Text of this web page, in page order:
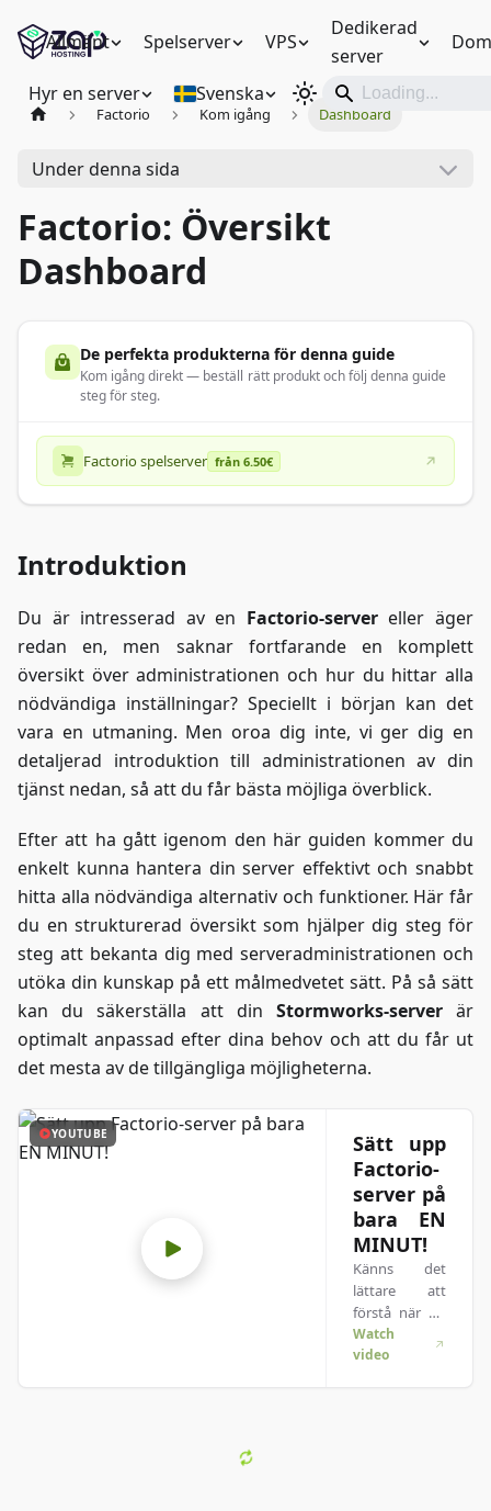
Allmänt Spelserver VPS
Dedikerad
server
Hyr en server Svenska
Factorio Kom igång Dashboard
Under denna sida
Factorio: Översikt
Dashboard
De perfekta produkterna för denna guide
Kom igång direkt — beställ rätt produkt och följ denna guide
steg för steg.
Factorio spelserver från 6.50€
Introduktion
Du är intresserad av en Factorio-servereller äger
redan en, men saknar fortfarande en komplett
översikt över administrationen och hur du hittar alla
nödvändiga inställningar? Speciellt i början kan det
vara en utmaning. Men oroa dig inte, vi ger dig en
detaljerad introduktion till administrationen av din
tjänst nedan, så att du får bästa möjliga överblick.
Efter att ha gått igenom den här guiden kommer du
enkelt kunna hantera din server effektivt och snabbt
hitta alla nödvändiga alternativ och funktioner. Här får
du en strukturerad översikt som hjälper dig steg för
steg att bekanta dig med serveradministrationen och
utöka din kunskap på ett målmedvetet sätt. På så sätt
kan du säkerställa att din Stormworks-serverär
optimalt anpassad efter dina behov och att du får ut
det mesta av de tillgängliga möjligheterna.
YOUTUBE
Sätt upp
Factorio-
server på
bara EN
MINUT!
Känns det
lättare att
förstå när du
ser saker i
praktiken? Vi
Watch
video